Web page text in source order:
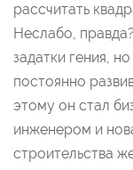
рассчитать
Неслабо,
задатки гения,
постоянно
этому он стал
инженером и
строительства